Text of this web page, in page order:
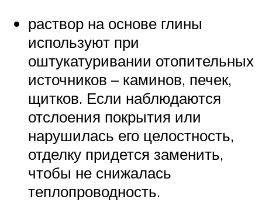
раствор на основе глины
используют при
оштукатуривании отопительных
источников – каминов, печек,
щитков. Если наблюдаются
отслоения покрытия или
нарушилась его целостность,
отделку придется заменить,
чтобы не снижалась
теплопроводность.